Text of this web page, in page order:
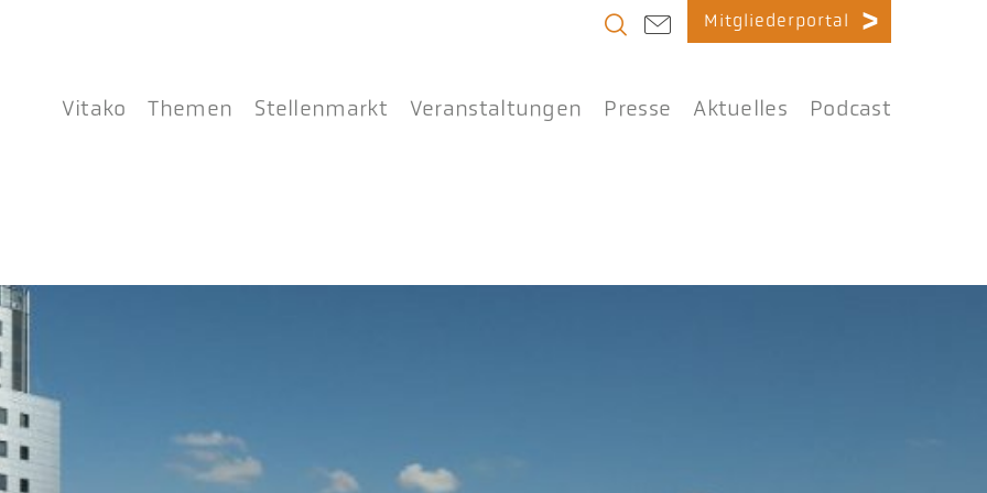
Mitgliederportal
Vitako Themen Stellenmarkt Veranstaltungen Presse Aktuelles Podcast